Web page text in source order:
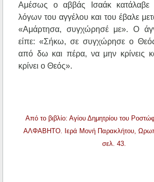
Αμέσως ο αββάς Ισαάκ
λόγων του αγγέλου και του έβαλε
«Αμάρτησα, συγχώρησέ με». Ο
είπε: «Σήκω, σε συγχώρησε ο
από δω και πέρα, να μην κρίνεις
κρίνει ο Θεός».
Από το βιβλίο: Αγίου Δημητρίου του
ΑΛΦΑΒΗΤΟ. Ιερά Μονή Παρακλήτου,
σελ. 43.